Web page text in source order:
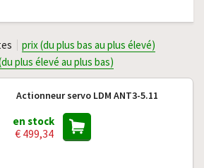
prix (du plus bas au plus élevé)
plus élevé au plus bas)
Actionneur servo LDM ANT3-5.11
en stock
€ 499,34